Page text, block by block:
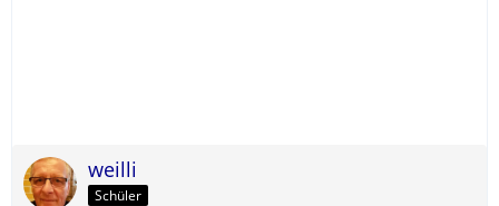
weilli
Schüler